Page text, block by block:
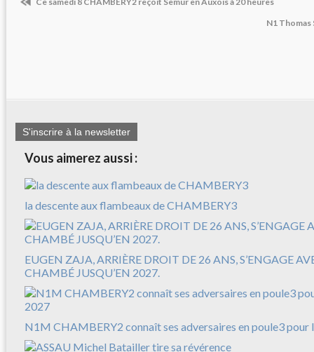
N1
S'inscrire à la newsletter
Vous aimerez aussi :
la descente aux flambeaux de CHAMBERY3
EUGEN ZAJA, ARRIÈRE DROIT DE 26 ANS, S’ENGAGE
CHAMBÉ JUSQU’EN 2027.
N1M CHAMBERY2 connaît ses adversaires en poule3 pour